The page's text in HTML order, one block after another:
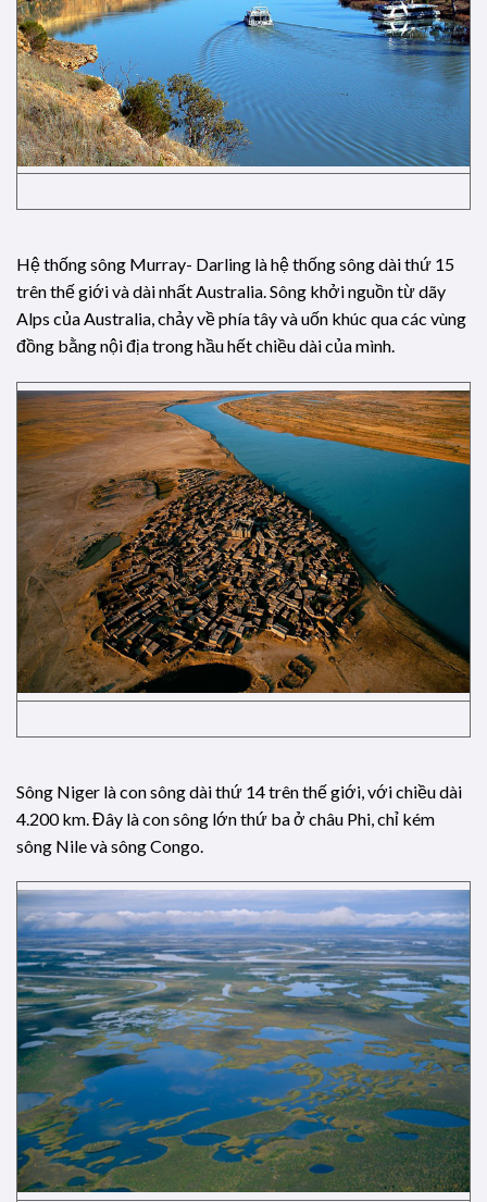
Hệ thống sông Murray- Darling là hệ thống sông dài thứ 15
trên thế giới và dài nhất Australia. Sông khởi nguồn từ dãy
Alps của Australia, chảy về phía tây và uốn khúc qua các vùng
đồng bằng nội địa trong hầu hết chiều dài của mình.
Sông Niger là con sông dài thứ 14 trên thế giới, với chiều dài
4.200 km. Đây là con sông lớn thứ ba ở châu Phi, chỉ kém
sông Nile và sông Congo.